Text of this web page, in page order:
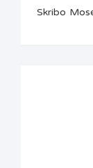
Skribo